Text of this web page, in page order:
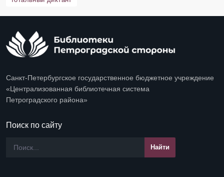
Санкт-Петербургское государственное бюджетное учреждение
«Централизованная библиотечная система
Петроградского района»
Поиск по сайту